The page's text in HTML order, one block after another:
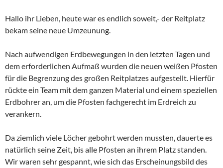
Hallo ihr Lieben, heute war es endlich soweit,- der Reitplatz
bekam seine neue Umzeunung.
Nach aufwendigen Erdbewegungen in den letzten Tagen und
dem erforderlichen Aufmaß wurden die neuen weißen Pfosten
für die Begrenzung des großen Reitplatzes aufgestellt. Hierfür
rückte ein Team mit dem ganzen Material und einem speziellen
Erdbohrer an, um die Pfosten fachgerecht im Erdreich zu
verankern.
Da ziemlich viele Löcher gebohrt werden mussten, dauerte es
natürlich seine Zeit, bis alle Pfosten an ihrem Platz standen.
Wir waren sehr gespannt, wie sich das Erscheinungsbild des